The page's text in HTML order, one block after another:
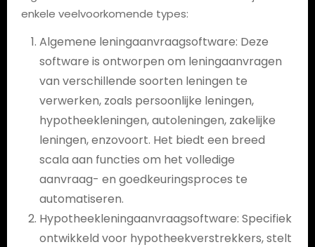
enkele veelvoorkomende types:
Algemene leningaanvraagsoftware: Deze
software is ontworpen om leningaanvragen
van verschillende soorten leningen te
verwerken, zoals persoonlijke leningen,
hypotheekleningen, autoleningen, zakelijke
leningen, enzovoort. Het biedt een breed
scala aan functies om het volledige
aanvraag- en goedkeuringsproces te
automatiseren.
Hypotheekleningaanvraagsoftware: Specifiek
ontwikkeld voor hypotheekverstrekkers, stelt